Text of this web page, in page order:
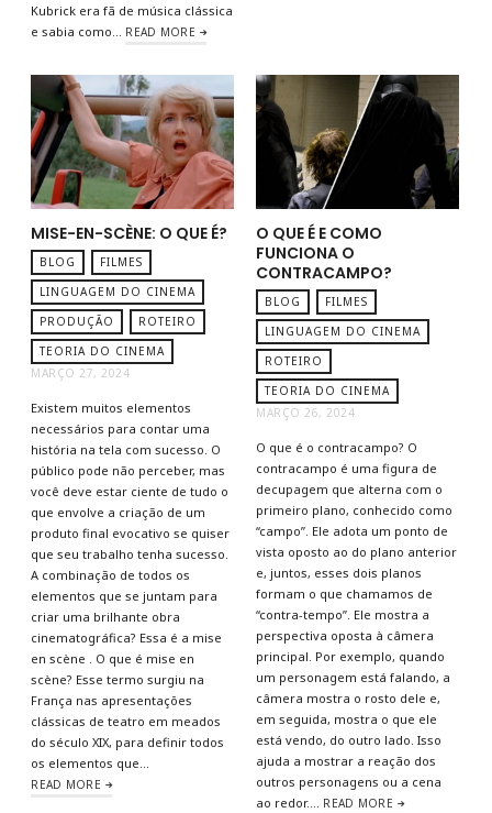
Kubrick era fã de música clássica
e sabia como… READ MORE
MISE-EN-SCÈNE: O QUE É?
BLOG
FILMES
LINGUAGEM DO CINEMA
PRODUÇÃO
ROTEIRO
TEORIA DO CINEMA
MARÇO 27, 2024
Existem muitos elementos
necessários para contar uma
história na tela com sucesso. O
público pode não perceber, mas
você deve estar ciente de tudo o
que envolve a criação de um
produto final evocativo se quiser
que seu trabalho tenha sucesso.
A combinação de todos os
elementos que se juntam para
criar uma brilhante obra
cinematográfica? Essa é a mise
en scène . O que é mise en
scène? Esse termo surgiu na
França nas apresentações
clássicas de teatro em meados
do século XIX, para definir todos
os elementos que…
READ MORE
O QUE É E COMO
FUNCIONA O
CONTRACAMPO?
BLOG
FILMES
LINGUAGEM DO CINEMA
ROTEIRO
TEORIA DO CINEMA
MARÇO 26, 2024
O que é o contracampo? O
contracampo é uma figura de
decupagem que alterna com o
primeiro plano, conhecido como
“campo”. Ele adota um ponto de
vista oposto ao do plano anterior
e, juntos, esses dois planos
formam o que chamamos de
“contra-tempo”. Ele mostra a
perspectiva oposta à câmera
principal. Por exemplo, quando
um personagem está falando, a
câmera mostra o rosto dele e,
em seguida, mostra o que ele
está vendo, do outro lado. Isso
ajuda a mostrar a reação dos
outros personagens ou a cena
ao redor…. READ MORE